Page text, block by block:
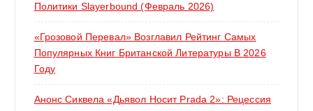
Политики Slayerbound (февраль 2026)
«Грозовой Перевал» Возглавил Рейтинг Самых
Популярных Книг Британской Литературы В 2026
Году
Анонс Сиквела «Дьявол Носит Prada 2»: Рецессия